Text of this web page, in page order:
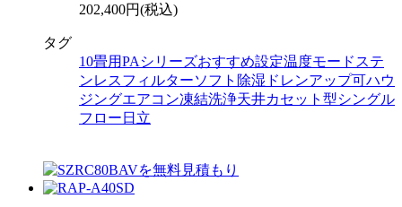
202,400円(税込)
タグ
10畳用PAシリーズおすすめ設定温度モード ステ
ンレスフィルターソフト除湿 ドレンアップ可ハウ
ジングエアコン凍結洗浄天井カセット型シングル
フロー 日立